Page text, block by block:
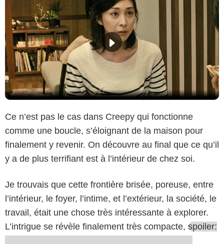
Ce n’est pas le cas dans Creepy qui fonctionne
comme une boucle, s’éloignant de la maison pour
finalement y revenir. On découvre au final que ce qu’il
y a de plus terrifiant est à l’intérieur de chez soi.
Je trouvais que cette frontière brisée, poreuse, entre
l’intérieur, le foyer, l’intime, et l’extérieur, la société, le
travail, était une chose très intéressante à explorer.
L’intrigue se révèle finalement très compacte, spoiler: